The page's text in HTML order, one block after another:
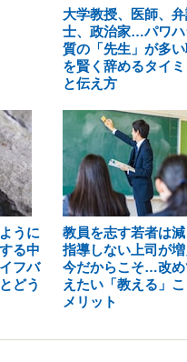
大学教授、医師、
士、政治家…パワハ
質の「先生」が多
を賢く辞めるタイ
と伝え方
うに
る中
フバ
どう
教員を志す若者は減
指導しない上司が
今だからこそ…改め
えたい「教える」
メリット